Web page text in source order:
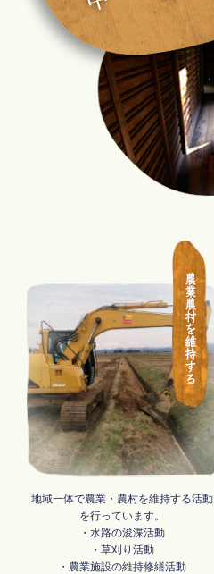
地域一体で農業・農村を維持する活動
を行っています。
・水路の浚渫活動
・草刈り活動
・農業施設の維持修繕活動